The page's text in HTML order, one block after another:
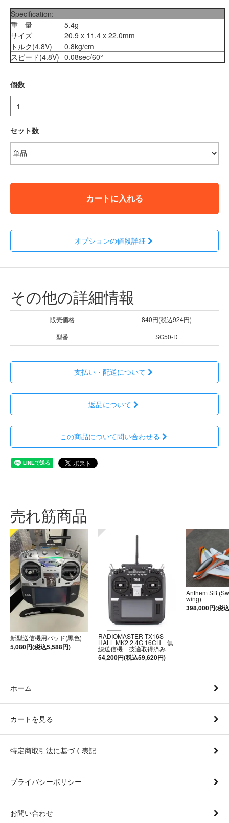
Specification:
重 量
5.4g
サイズ
20.9 x 11.4 x 22.0mm
トルク(4.8V)
0.8kg/cm
スピード(4.8V) 0.08sec/60°
個数
セット数
カートに入れる
オプションの値段詳細
その他の詳細情報
販売価格
840円(税込924円)
型番
SG50-D
支払い・配送について
返品について
この商品について問い合わせる
売れ筋商品
新型送信機用パッド(黒色)
5,080円(税込5,588円)
RADIOMASTER TX16S
HALL MK2 2.4G 16CH 無
線送信機 技適取得済み
54,200円(税込59,620円)
Anthem SB
wing)
398,000円(税
ホーム
カートを見る
特定商取引法に基づく表記
プライバシーポリシー
お問い合わせ